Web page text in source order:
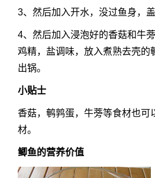
3、然后加入开水，没过鱼身，
4、然后加入浸泡好的香菇和牛
鸡精，盐调味，放入煮熟去壳的
出锅。
小贴士
香菇，鹌鹑蛋，牛蒡等食材也可
材。
鲫鱼的营养价值